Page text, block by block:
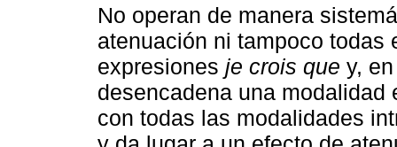
No operan de manera
atenuación ni tampoco todas
expresiones je crois que y,
desencadena una
con todas las modalidades